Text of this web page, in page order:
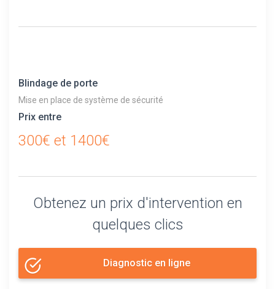
Blindage de porte
Mise en place de système de sécurité
Prix entre
300€ et 1400€
Obtenez un prix d'intervention en
quelques clics
Diagnostic en ligne